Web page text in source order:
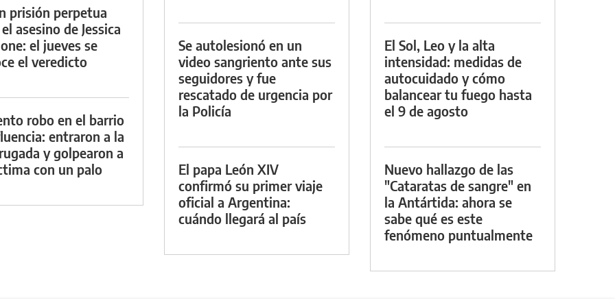
prisión perpetua
asesino de Jessica
el jueves se
el veredicto
robo en el barrio
entraron a la
y golpearon a
con un palo
Se autolesionó en un
video sangriento ante sus
seguidores y fue
rescatado de urgencia por
la Policía
El papa León XIV
confirmó su primer viaje
oficial a Argentina:
cuándo llegará al país
El Sol, Leo y la alta
intensidad: medidas de
autocuidado y cómo
balancear tu fuego hasta
el 9 de agosto
Nuevo hallazgo de las
"Cataratas de sangre" en
la Antártida: ahora se
sabe qué es este
fenómeno puntualmente